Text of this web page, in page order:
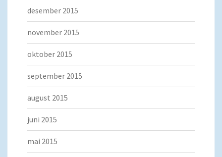
desember 2015
november 2015
oktober 2015
september 2015
august 2015
juni 2015
mai 2015